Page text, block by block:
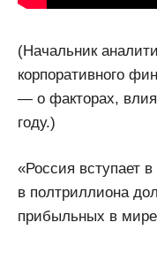
(Начальник
корпоративного
— о факторах,
году.)
«Россия вступает
в полтриллиона
прибыльных в